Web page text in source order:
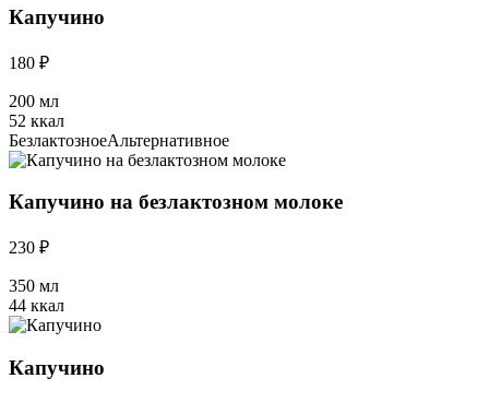
Капучино
180 ₽
200 мл
52 ккал
БезлактозноеАльтернативное
Капучино на безлактозном молоке
230 ₽
350 мл
44 ккал
Капучино